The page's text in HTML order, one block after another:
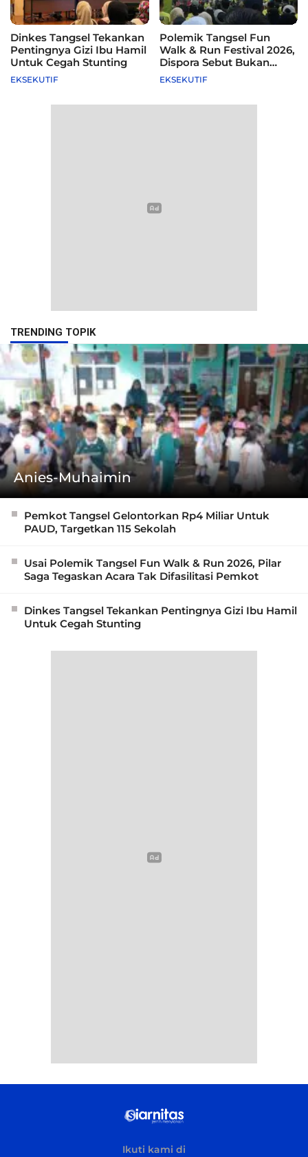
Dinkes Tangsel Tekankan
Pentingnya Gizi Ibu Hamil
Untuk Cegah Stunting
EKSEKUTIF
Polemik Tangsel Fun
Walk & Run Festival 2026,
Dispora Sebut Bukan
Agenda Pemkot
EKSEKUTIF
TRENDING TOPIK
Anies-Muhaimin
Pemkot Tangsel Gelontorkan Rp4 Miliar Untuk
PAUD, Targetkan 115 Sekolah
Usai Polemik Tangsel Fun Walk & Run 2026, Pilar
Saga Tegaskan Acara Tak Difasilitasi Pemkot
Dinkes Tangsel Tekankan Pentingnya Gizi Ibu Hamil
Untuk Cegah Stunting
Ikuti kami di